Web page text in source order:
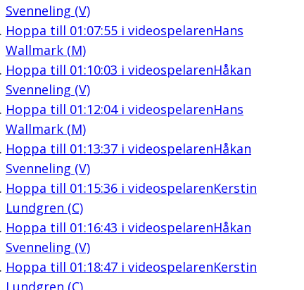
Svenneling (V)
Hoppa till 01:07:55i videospelarenHans
Wallmark (M)
Hoppa till 01:10:03 i videospelarenHåkan
Svenneling (V)
Hoppa till 01:12:04i videospelarenHans
Wallmark (M)
Hoppa till 01:13:37i videospelarenHåkan
Svenneling (V)
Hoppa till 01:15:36i videospelarenKerstin
Lundgren (C)
Hoppa till 01:16:43 i videospelarenHåkan
Svenneling (V)
Hoppa till 01:18:47i videospelarenKerstin
Lundgren (C)